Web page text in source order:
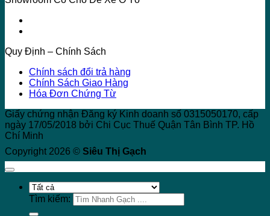
Quy Định – Chính Sách
Chính sách đổi trả hàng
Chính Sách Giao Hàng
Hóa Đơn Chứng Từ
Giấy chứng nhận Đăng ký Kinh doanh số 0315050170, cấp
ngày 17/05/2018 bởi Chi Cục Thuế Quận Tân Bình TP. Hồ
Chí Minh
Copyright 2026 © Siêu Thị Gạch
Tìm kiếm: